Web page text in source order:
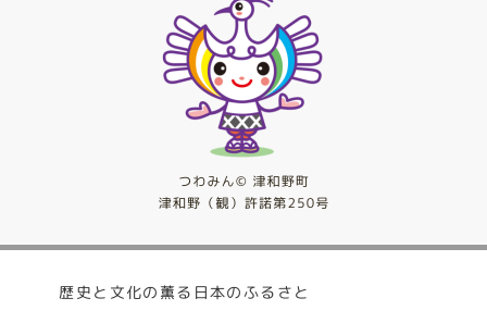
歴史と文化の薫る日本のふるさと